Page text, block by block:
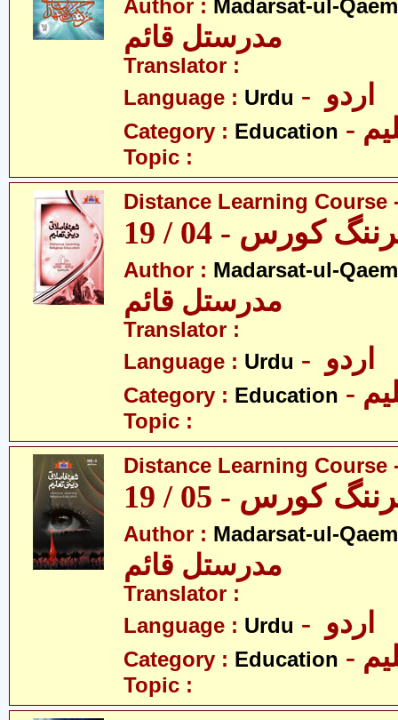
Author : Madarsat-ul-
مدرستل قائم
Translator :
Language : Urdu
Category : Education
Topic :
Distance Learning Course
کورس - 04 / 19
Author : Madarsat-ul-
مدرستل قائم
Translator :
Language : Urdu
Category : Education
Topic :
Distance Learning Course
کورس - 05 / 19
Author : Madarsat-ul-
مدرستل قائم
Translator :
Language : Urdu
Category : Education
Topic :